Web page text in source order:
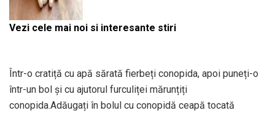
Vezi cele mai noi si interesante stiri
Într-o cratiță cu apă sărată fierbeți conopida, apoi puneți-o
într-un bol și cu ajutorul furculiței mărunțiți
conopida.Adăugați în bolul cu conopidă ceapă tocată